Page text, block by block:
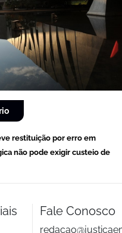
restituição por erro em
não pode exigir custeio de
Fale Conosco